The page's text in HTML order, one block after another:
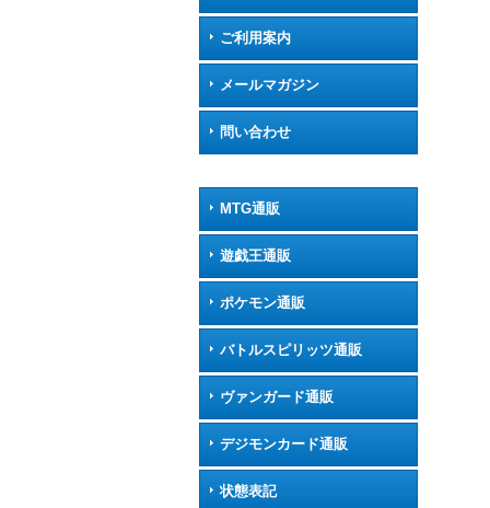
ご利用案内
メールマガジン
問い合わせ
MTG通販
遊戯王通販
ポケモン通販
バトルスピリッツ通販
ヴァンガード通販
デジモンカード通販
状態表記